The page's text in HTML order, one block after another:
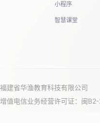
小程序
智慧课堂
福建省华渔教育科技有限公司
增值电信业务经营许可证：闽